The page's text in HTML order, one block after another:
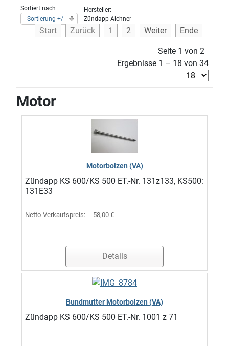
Sortiert nach
Sortierung +/-
Hersteller:
Zündapp Aichner
Start Zurück 1 2 Weiter Ende
Seite 1 von 2
Ergebnisse 1 – 18 von 34
Motor
Motorbolzen (VA)
Zündapp KS 600/KS 500 ET.-Nr. 131z133, KS500:
131E33
Netto-Verkaufspreis: 58,00 €
Details
Bundmutter Motorbolzen (VA)
Zündapp KS 600/KS 500 ET.-Nr. 1001 z 71